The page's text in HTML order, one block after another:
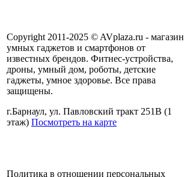
Copyright 2011-2025 © AVplaza.ru - магазин
умных гаджетов и смартфонов от
известных брендов. Фитнес-устройства,
дроны, умный дом, роботы, детские
гаджеты, умное здоровье. Все права
защищены.
г.Барнаул, ул. Павловский тракт 251В (1
этаж) Посмотреть на карте
Политика в отношении персональных